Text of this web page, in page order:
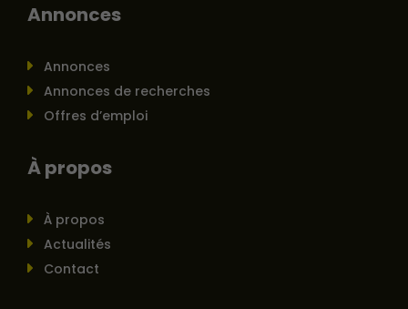
Annonces
Annonces
Annonces de recherches
Offres d’emploi
À propos
À propos
Actualités
Contact